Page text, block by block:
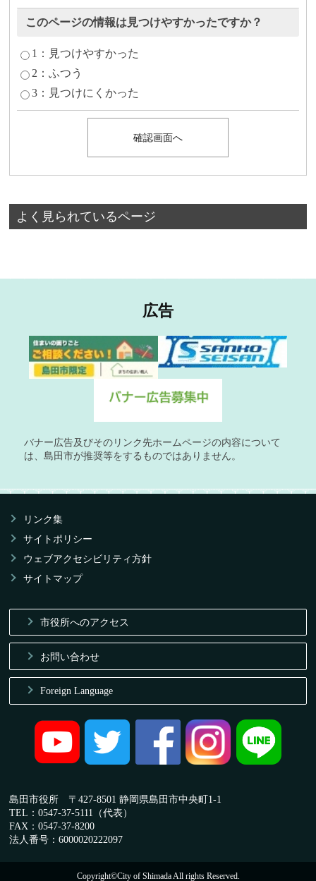
このページの情報は見つけやすかったですか？
1：見つけやすかった
2：ふつう
3：見つけにくかった
よく見られているページ
広告
バナー広告及びそのリンク先ホームページの内容について
は、島田市が推奨等をするものではありません。
リンク集
サイトポリシー
ウェブアクセシビリティ方針
サイトマップ
市役所へのアクセス
お問い合わせ
Foreign Language
島田市役所 〒427-8501 静岡県島田市中央町1-1
TEL：0547-37-5111（代表）
FAX：0547-37-8200
法人番号：6000020222097
Copyright©City of Shimada All rights Reserved.